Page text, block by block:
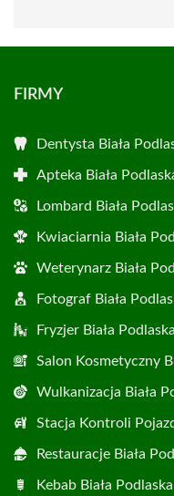
FIRMY
Dentysta Biała
Apteka Biała
Lombard Biała
Kwiaciarnia Biała
Weterynarz Biała
Fotograf Biała
Fryzjer Biała Podlaska
Salon Kosmetyczny
Wulkanizacja Biała
Stacja Kontroli
Restauracje Biała
Kebab Biała Podlaska